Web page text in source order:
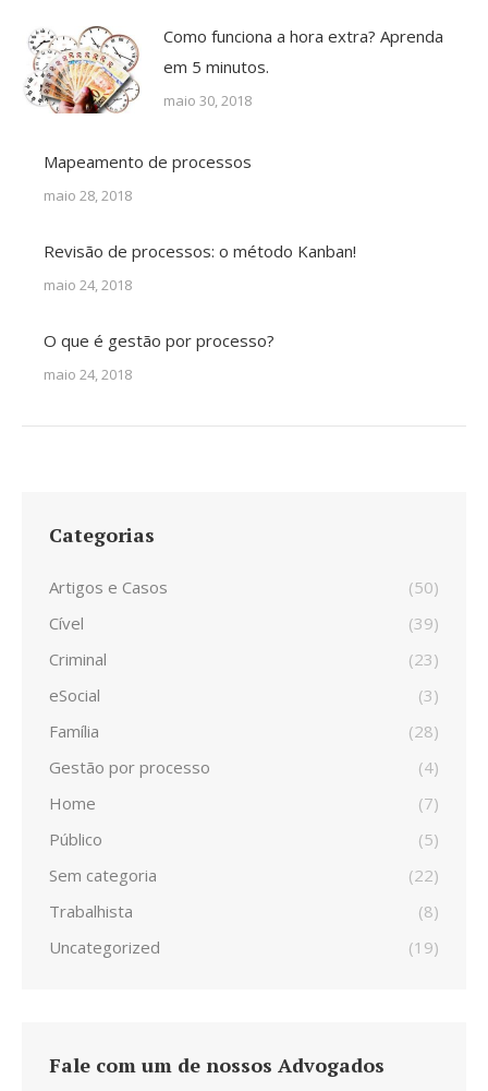
Como funciona a hora extra? Aprenda
em 5 minutos.
maio 30, 2018
Mapeamento de processos
maio 28, 2018
Revisão de processos: o método Kanban!
maio 24, 2018
O que é gestão por processo?
maio 24, 2018
Categorias
Artigos e Casos
(50)
Cível
(39)
Criminal
(23)
eSocial
(3)
Família
(28)
Gestão por processo
(4)
Home
(7)
Público
(5)
Sem categoria
(22)
Trabalhista
(8)
Uncategorized
(19)
Fale com um de nossos Advogados